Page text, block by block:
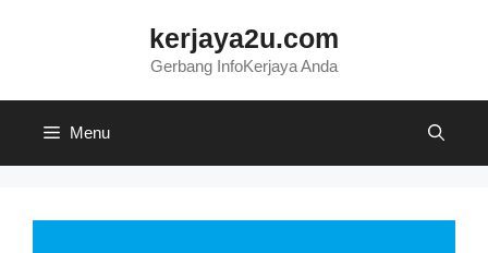
kerjaya2u.com
Gerbang InfoKerjaya Anda
Menu